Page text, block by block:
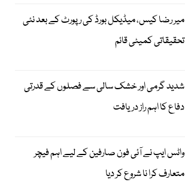
میر رضا کیس، میڈیکل بورڈ کی رپورٹ کے بعد نئی
تحقیقاتی کمیٹی قائم
شدید گرمی اور خشک سالی سے فصلوں کے قدرتی
دفاع کا اہم راز دریافت
واٹس ایپ نے آئی فون صارفین کے لیے اہم فیچر
متعارف کرا نا شروع کر دیا